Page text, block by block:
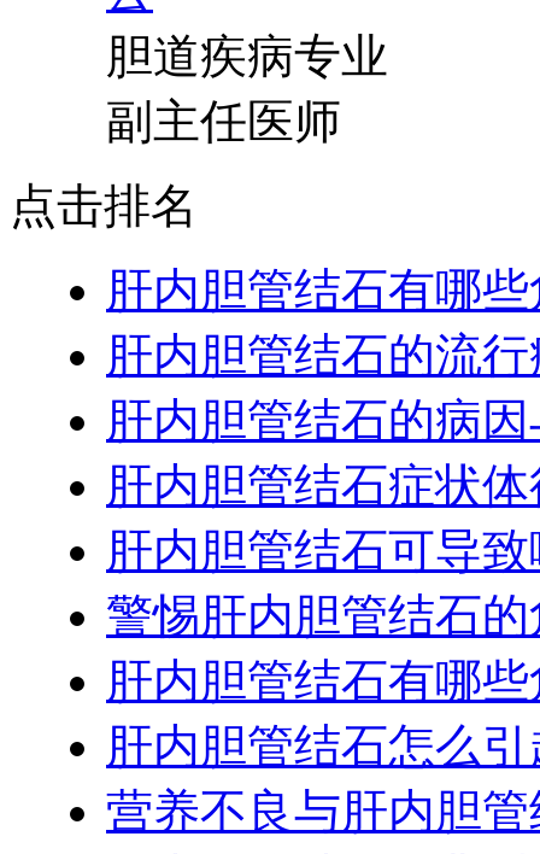
胆道疾病专业
副主任医师
点击排名
肝内胆管结石有哪
肝内胆管结石的流
肝内胆管结石的病
肝内胆管结石症状
肝内胆管结石可导
警惕肝内胆管结石
肝内胆管结石有哪
肝内胆管结石怎么
营养不良与肝内胆